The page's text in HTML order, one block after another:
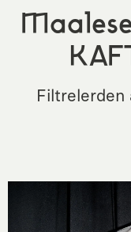
Filtrelerden